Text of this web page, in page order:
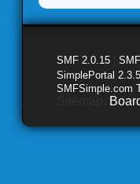
SMF 2.0.15
SimplePortal
SMFSimple.com